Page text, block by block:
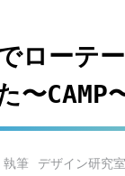
ローテ
〜CAMP
デザイン研究